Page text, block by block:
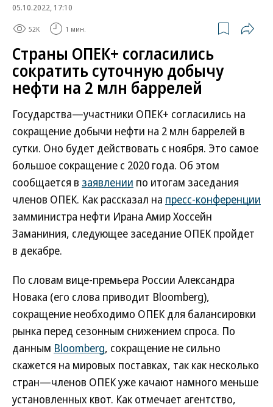
05.10.2022, 17:10
52K 1 мин.
Страны ОПЕК+ согласились
сократить суточную добычу
нефти на 2 млн баррелей
Государства—участники ОПЕК+ согласились на
сокращение добычи нефти на 2 млн баррелей в
сутки. Оно будет действовать с ноября. Это самое
большое сокращение с 2020 года. Об этом
сообщается в заявлении по итогам заседания
членов ОПЕК. Как рассказал на пресс-конференции
замминистра нефти Ирана Амир Хоссейн
Заманиния, следующее заседание ОПЕК пройдет
в декабре.
По словам вице-премьера России Александра
Новака (его слова приводит Bloomberg),
сокращение необходимо ОПЕК для балансировки
рынка перед сезонным снижением спроса. По
данным Bloomberg, сокращение не сильно
скажется на мировых поставках, так как несколько
стран—членов ОПЕК уже качают намного меньше
установленных квот. Как отмечает агентство,